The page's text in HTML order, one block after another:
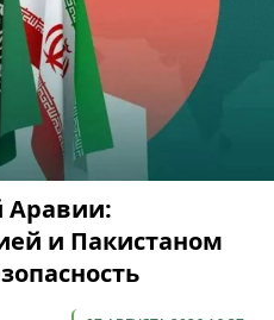
Аравии:
и Пакистаном